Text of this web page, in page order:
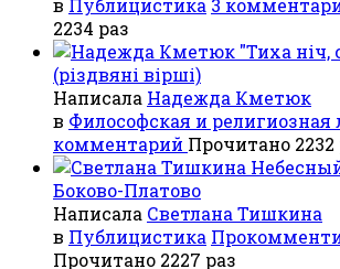
в Публицистика 3
2234 раз
"Тиха ніч,
(різдвяні вірші)
Написала Надежда Кметюк
в Философская и религиозная
комментарий Прочитано 2232
Боково-Платово
Написала Светлана Тишкина
в Публицистика
Прочитано 2227 раз